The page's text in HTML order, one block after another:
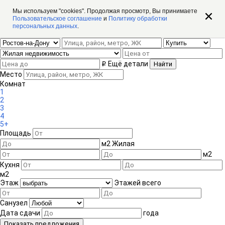
Мы используем "cookies". Продолжая просмотр, Вы принимаете
Пользовательское соглашение и Политику обработки
персональных данных.
11 365 объектов недвижимости Ростова-на-Дону
Фильтр
Список
Регион
Вы хотите
Купить
Арендовать
Объект
Цена
Место
1
Площадь
Этаж
Дата сдачи
Место
Площадь
i Ещё детали
Место
Комнат
1
2
3
4
5+
Площадь
м2 Жилая
м2
Кухня
м2
Этаж
Этажей всего
Санузел
Дата сдачи
года